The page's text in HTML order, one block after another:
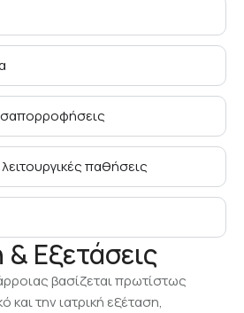
παθήσεις
Εξετάσεις
βασίζεται πρωτίστως
και την ιατρική εξέταση,